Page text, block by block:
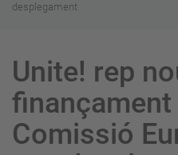
desplegament
Unite! rep
finançament
Comissió